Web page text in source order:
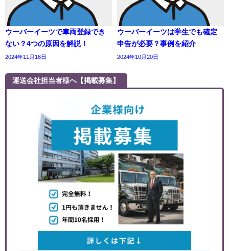
ウーバーイーツで車両登録でき
ない？4つの原因を解説！
2024年11月16日
ウーバーイーツは学生でも確定
申告が必要？事例を紹介
2024年10月20日
運送会社担当者様へ【掲載募集】